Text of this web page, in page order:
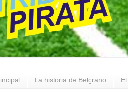
La historia de Belgrano